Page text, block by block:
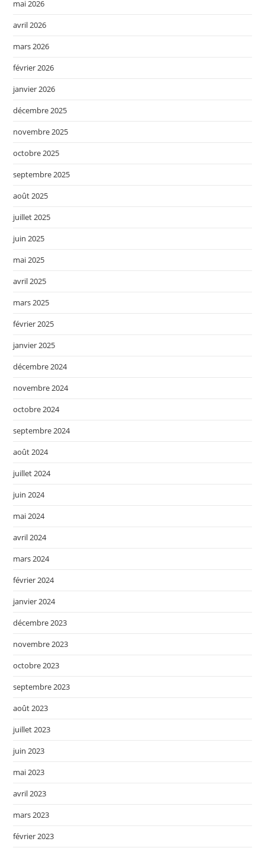
mai 2026
avril 2026
mars 2026
février 2026
janvier 2026
décembre 2025
novembre 2025
octobre 2025
septembre 2025
août 2025
juillet 2025
juin 2025
mai 2025
avril 2025
mars 2025
février 2025
janvier 2025
décembre 2024
novembre 2024
octobre 2024
septembre 2024
août 2024
juillet 2024
juin 2024
mai 2024
avril 2024
mars 2024
février 2024
janvier 2024
décembre 2023
novembre 2023
octobre 2023
septembre 2023
août 2023
juillet 2023
juin 2023
mai 2023
avril 2023
mars 2023
février 2023